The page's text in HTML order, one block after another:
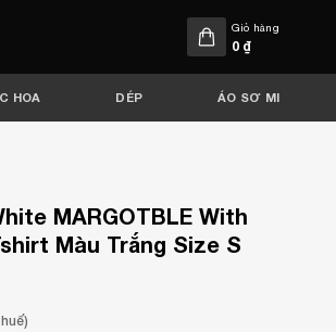
Giỏ hàng
0 ₫
HOA DÉP ÁO SƠ MI
MARGOTBLE With
Màu Trắng Size S